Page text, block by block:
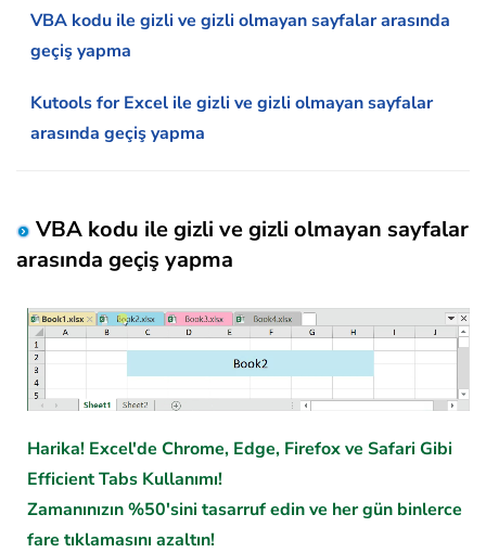
VBA kodu ile gizli ve gizli olmayan sayfalar arasında
geçiş yapma
Kutools for Excel ile gizli ve gizli olmayan sayfalar
arasında geçiş yapma
VBA kodu ile gizli ve gizli olmayan sayfalar
arasında geçiş yapma
Harika! Excel'de Chrome, Edge, Firefox ve Safari Gibi
Efficient Tabs Kullanımı!
Zamanınızın %50'sini tasarruf edin ve her gün binlerce
fare tıklamasını azaltın!